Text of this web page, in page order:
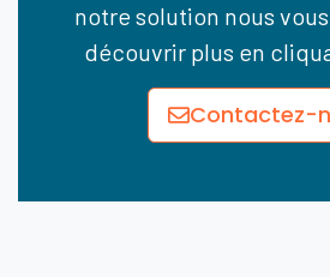
notre solution nous
découvrir plus en
Contactez-